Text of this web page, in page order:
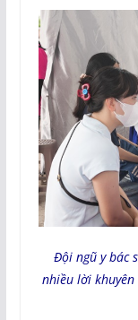
Đội ngũ y bác
nhiều lời